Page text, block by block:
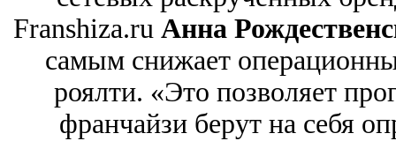
Franshiza.ru Анна
самым снижает
роялти. «Это позволяет
франчайзи берут на себя